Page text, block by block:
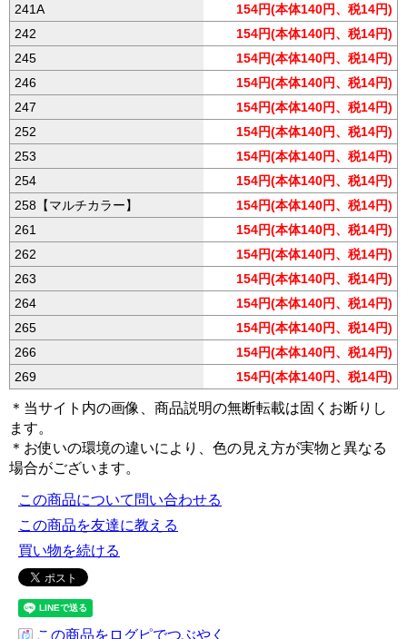
241A
154円(本体140円、税14円)
242
154円(本体140円、税14円)
245
154円(本体140円、税14円)
246
154円(本体140円、税14円)
247
154円(本体140円、税14円)
252
154円(本体140円、税14円)
253
154円(本体140円、税14円)
254
154円(本体140円、税14円)
258【マルチカラー】
154円(本体140円、税14円)
261
154円(本体140円、税14円)
262
154円(本体140円、税14円)
263
154円(本体140円、税14円)
264
154円(本体140円、税14円)
265
154円(本体140円、税14円)
266
154円(本体140円、税14円)
269
154円(本体140円、税14円)
＊当サイト内の画像、商品説明の無断転載は固くお断りし
ます。
＊お使いの環境の違いにより、色の見え方が実物と異なる
場合がございます。
この商品について問い合わせる
この商品を友達に教える
買い物を続ける
この商品をログピでつぶやく